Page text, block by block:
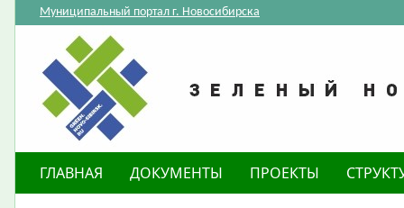
Муниципальный портал г. Новосибирска
ГЛАВНАЯ ДОКУМЕНТЫ ПРОЕКТЫ